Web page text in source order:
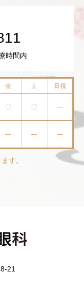
時間内
金 土 日祝
〇 〇 —
— — —
す。
21